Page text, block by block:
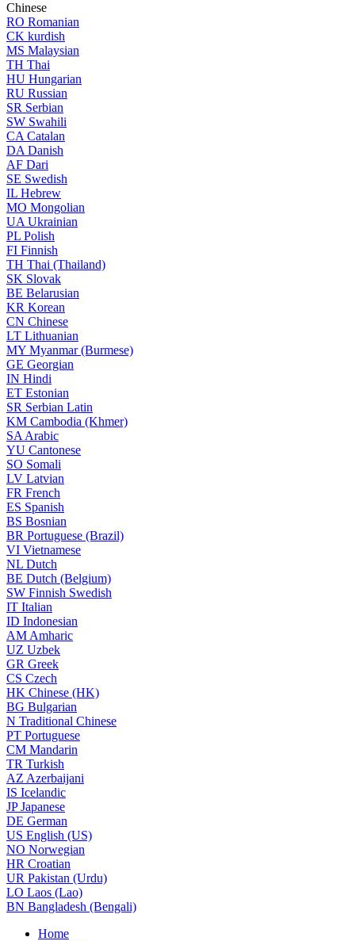
Chinese
RO Romanian
CK kurdish
MS Malaysian
TH Thai
HU Hungarian
RU Russian
SR Serbian
SW Swahili
CA Catalan
DA Danish
AF Dari
SE Swedish
IL Hebrew
MO Mongolian
UA Ukrainian
PL Polish
FI Finnish
TH Thai (Thailand)
SK Slovak
BE Belarusian
KR Korean
CN Chinese
LT Lithuanian
MY Myanmar (Burmese)
GE Georgian
IN Hindi
ET Estonian
SR Serbian Latin
KM Cambodia (Khmer)
SA Arabic
YU Cantonese
SO Somali
LV Latvian
FR French
ES Spanish
BS Bosnian
BR Portuguese (Brazil)
VI Vietnamese
NL Dutch
BE Dutch (Belgium)
SW Finnish Swedish
IT Italian
ID Indonesian
AM Amharic
UZ Uzbek
GR Greek
CS Czech
HK Chinese (HK)
BG Bulgarian
N Traditional Chinese
PT Portuguese
CM Mandarin
TR Turkish
AZ Azerbaijani
IS Icelandic
JPJapanese
DE German
US English (US)
NO Norwegian
HR Croatian
UR Pakistan (Urdu)
LO Laos (Lao)
BN Bangladesh (Bengali)
Home